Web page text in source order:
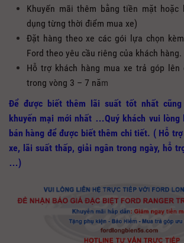
Khuyến mãi thêm bằng tiền mặt hoặc
dụng từng thời điểm mua xe)
Đặt hàng theo xe các gói lựa chọn
Ford theo yêu cầu riêng của khách hàng.
Hỗ trợ khách hàng mua xe trả góp lên
trong vòng 3 – 7 năm
Để được biết thêm lãi suất tốt nhất cũng
khuyến mại mới nhất …Quý khách vui lòng
bán hàng để được biết thêm chi tiết. ( Hỗ
xe, lãi suất thấp, giải ngân trong ngày, hỗ
…)